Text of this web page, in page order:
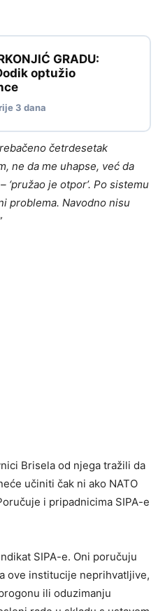
GRADU:
optužio
3 dana
četrdesetak
ne da me uhapse, već da
‘pružao je otpor’. Po sistemu
problema. Navodno nisu
Brisela od njega tražili da
učiniti čak ni ako NATO
i pripadnicima SIPA-e
SIPA-e. Oni poručuju
ove institucije neprihvatljive,
ili oduzimanju